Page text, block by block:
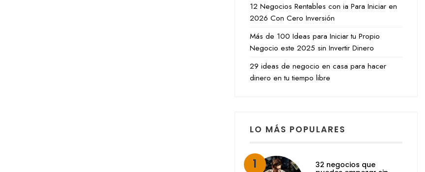
12 Negocios Rentables con ia Para Iniciar en
2026 Con Cero Inversión
Más de 100 Ideas para Iniciar tu Propio
Negocio este 2025 sin Invertir Dinero
29 ideas de negocio en casa para hacer
dinero en tu tiempo libre
LO MÁS POPULARES
32 negocios que